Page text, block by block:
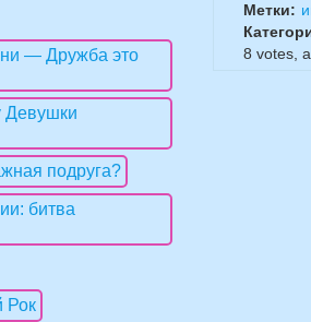
Метки:
8 votes,